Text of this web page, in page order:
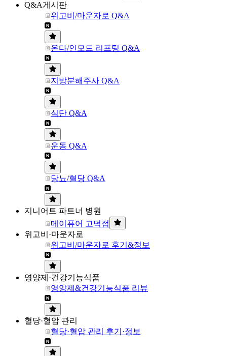
Q&A게시판
위고비/마운자로 Q&A
온다/인모드 리프팅 Q&A
지방분해주사 Q&A
식단 Q&A
운동 Q&A
당뇨/혈당 Q&A
지니어트 파트너 병원
메이퓨어 고덕점
위고비·마운자로
위고비/마운자로 후기&정보
영양제·건강기능식품
영양제&건강기능식품 리뷰
혈당·혈압 관리
혈당·혈압 관리 후기·정보